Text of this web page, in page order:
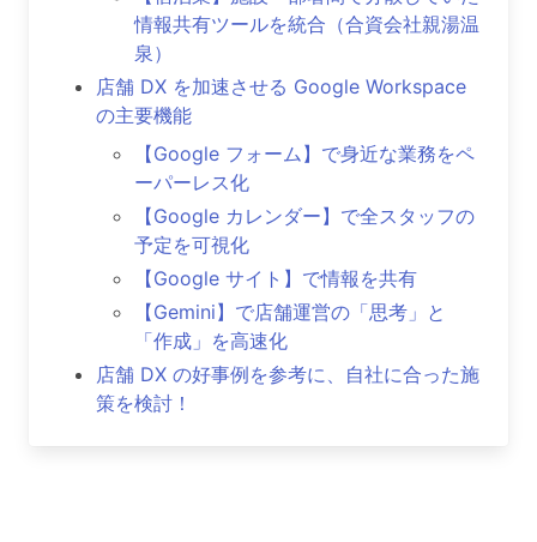
情報共有ツールを統合（合資会社親湯温
泉）
店舗 DX を加速させる Google Workspace
の主要機能
【Google フォーム】で身近な業務をペ
ーパーレス化
【Google カレンダー】で全スタッフの
予定を可視化
【Google サイト】で情報を共有
【Gemini】で店舗運営の「思考」と
「作成」を高速化
店舗 DX の好事例を参考に、自社に合った施
策を検討！